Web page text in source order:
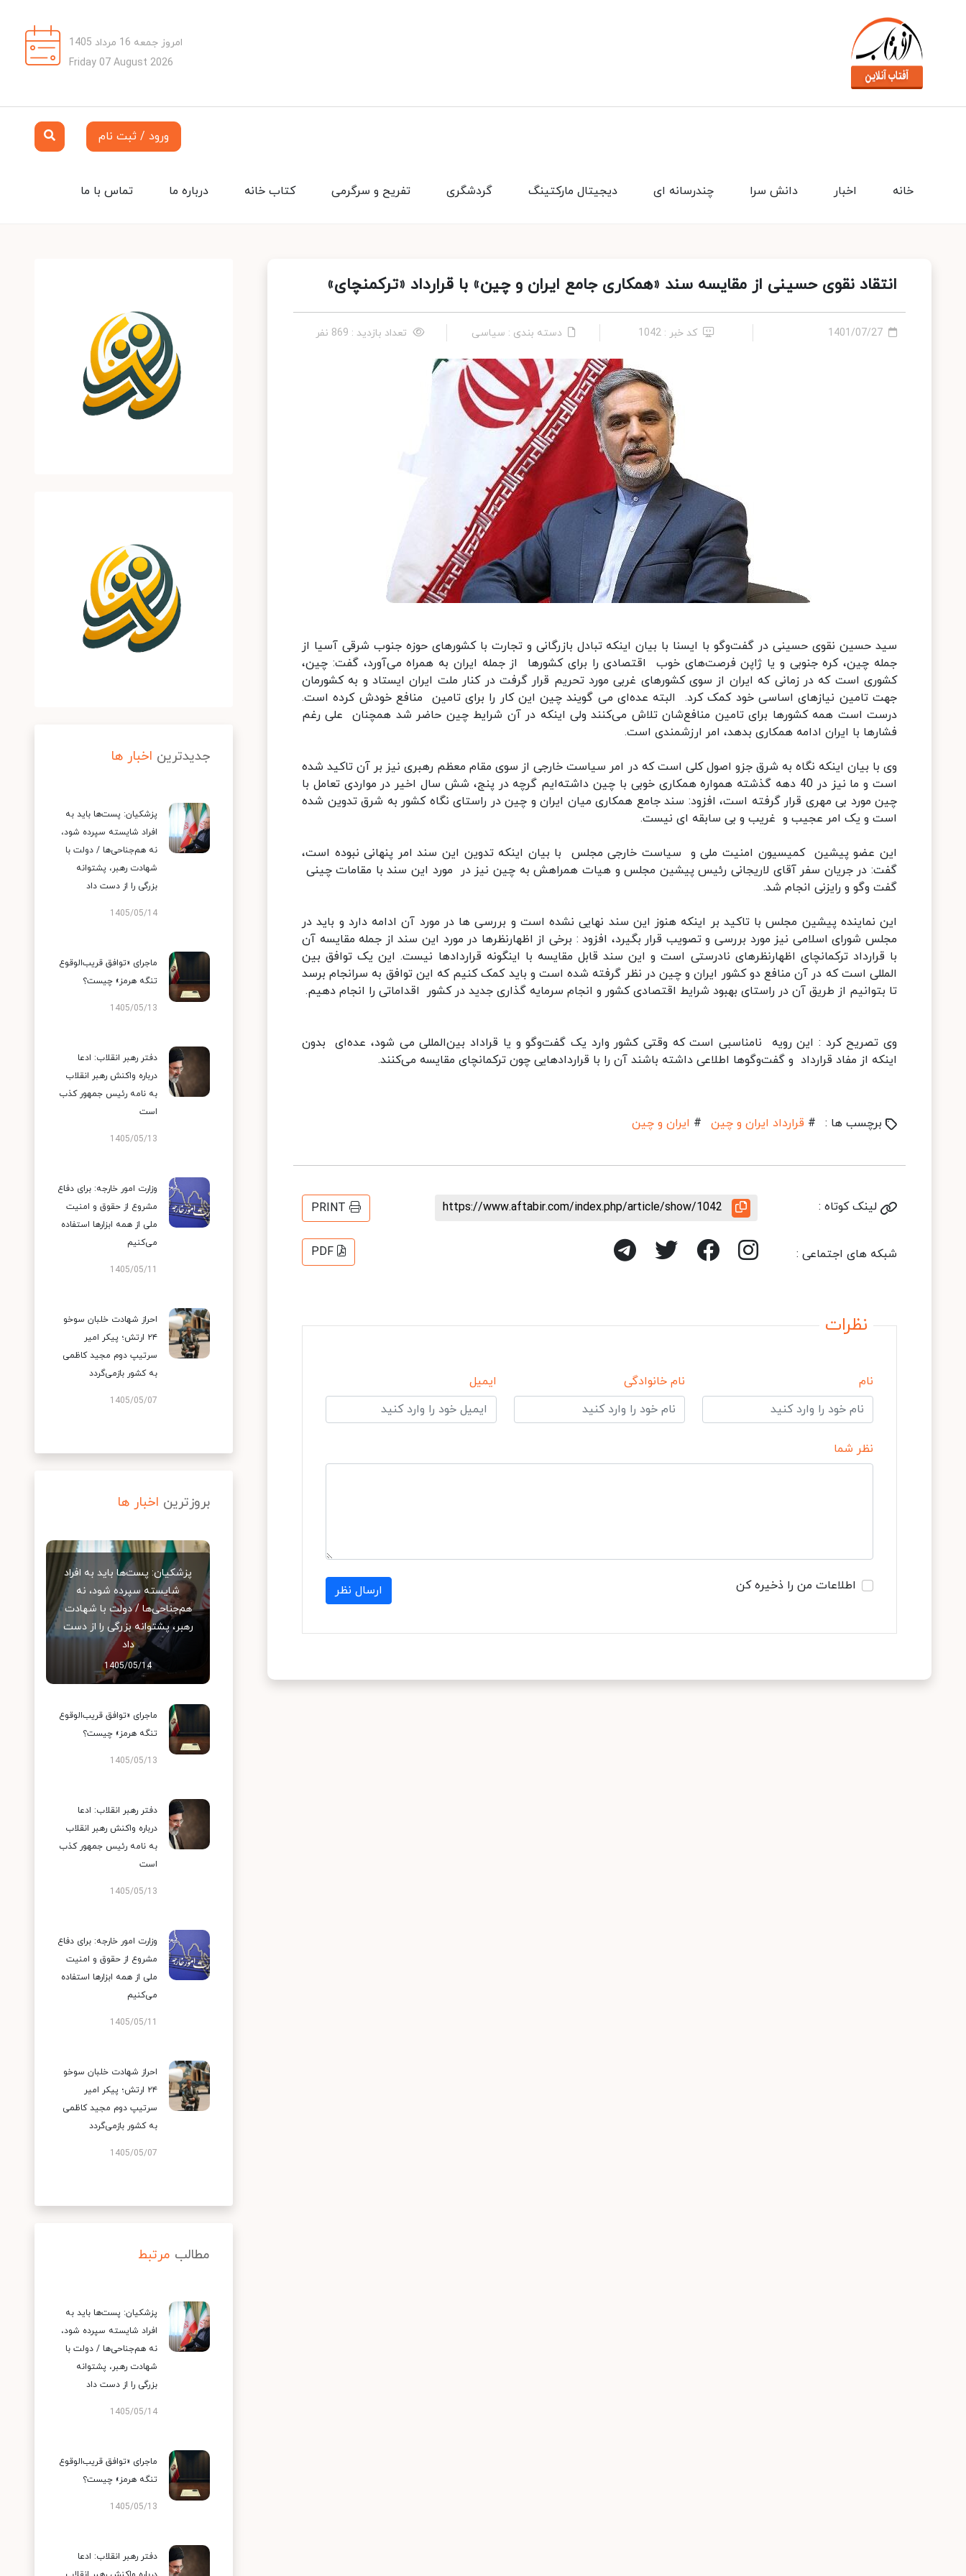
امروز جمعه 16 مرداد 1405
Friday 07 August 2026
ورود / ثبت نام
تماس با ما درباره ما کتاب خانه تفریح و سرگرمی گردشگری دیجیتال مارکتینگ چندرسانه ای دانش سرا اخبار خانه
انتقاد نقوی حسینی از مقایسه سند «همکاری جامع ایران و چین» با قرارداد «ترکمنچای»
1401/07/27 کد خبر : 1042 دسته بندی : سیاسی تعداد بازدید : 869 نفر
سید حسین نقوی حسینی در گفت‌وگو با ایسنا با بیان اینکه تبادل بازرگانی و تجارت با کشورهای حوزه جنوب شرقی آسیا از
جمله چین، کره جنوبی و یا ژاپن فرصت‌های خوب اقتصادی را برای کشورها از جمله ایران به همراه می‌آورد، گفت: چین،
کشوری است که در زمانی که ایران از سوی کشورهای غربی مورد تحریم قرار گرفت در کنار ملت ایران ایستاد و به کشورمان
جهت تامین نیازهای اساسی خود کمک کرد. البته عده‌ای می گویند چین این کار را برای تامین منافع خودش کرده است.
درست است همه کشورها برای تامین منافع‌شان تلاش می‌کنند ولی اینکه در آن شرایط چین حاضر شد همچنان علی رغم
فشارها با ایران ادامه همکاری بدهد، امر ارزشمندی است.
وی با بیان اینکه نگاه به شرق جزو اصول کلی است که در امر سیاست خارجی از سوی مقام معظم رهبری نیز بر آن تاکید شده
است و ما نیز در 40 دهه گذشته همواره همکاری خوبی با چین داشته‌ایم گرچه در پنج، شش سال اخیر در مواردی تعامل با
چین مورد بی مهری قرار گرفته است، افزود: سند جامع همکاری میان ایران و چین در راستای نگاه کشور به شرق تدوین شده
است و یک امر عجیب و غریب و بی سابقه ای نیست.
این عضو پیشین کمیسیون امنیت ملی و سیاست خارجی مجلس با بیان اینکه تدوین این سند امر پنهانی نبوده است،
گفت: در جریان سفر آقای لاریجانی رئیس پیشین مجلس و هیات همراهش به چین نیز در مورد این سند با مقامات چینی
گفت وگو و رایزنی انجام شد.
این نماینده پیشین مجلس با تاکید بر اینکه هنوز این سند نهایی نشده است و بررسی ها در مورد آن ادامه دارد و باید در
مجلس شورای اسلامی نیز مورد بررسی و تصویب قرار بگیرد، افزود : برخی از اظهارنظرها در مورد این سند از جمله مقایسه آن
با قرارداد ترکمانچای اظهارنظرهای نادرستی است و این سند قابل مقایسه با اینگونه قراردادها نیست. این یک توافق بین
المللی است که در آن منافع دو کشور ایران و چین در نظر گرفته شده است و باید کمک کنیم که این توافق به سرانجام برسد
تا بتوانیم از طریق آن در راستای بهبود شرایط اقتصادی کشور و انجام سرمایه گذاری جدید در کشور اقداماتی را انجام دهیم.
وی تصریح کرد : این رویه نامناسبی است که وقتی کشور وارد یک گفت‌وگو و یا قراداد بین‌المللی می شود، عده‌ای بدون
اینکه از مفاد قرارداد و گفت‌وگوها اطلاعی داشته باشند آن را با قراردادهایی چون ترکمانچای مقایسه می‌کنند.
برچسب ها : # قرارداد ایران و چین # ایران و چین
لینک کوتاه : https://www.aftabir.com/index.php/article/show/1042
PRINT
شبکه های اجتماعی : PDF
نظرات
نام نام خانوادگی ایمیل
نظر شما
اطلاعات من را ذخیره کن ارسال نظر
جدیدترین اخبار ها
پزشکیان: پست‌ها باید به
افراد شایسته سپرده شود،
نه هم‌جناحی‌ها / دولت با
شهادت رهبر، پشتوانه
بزرگی را از دست داد
1405/05/14
ماجرای «توافق قریب‌الوقوع
تنگه هرمز» چیست؟
1405/05/13
دفتر رهبر انقلاب: ادعا
درباره واکنش رهبر انقلاب
به نامه رئیس جمهور کذب
است
1405/05/13
وزارت امور خارجه: برای دفاع
مشروع از حقوق و امنیت
ملی از همه ابزارها استفاده
می‌کنیم
1405/05/11
احراز شهادت خلبان سوخو
۲۴ ارتش؛ پیکر امیر
سرتیپ دوم مجید کاظمی
به کشور بازمی‌گردد
1405/05/07
بروزترین اخبار ها
پزشکیان: پست‌ها باید به افراد
شایسته سپرده شود، نه
هم‌جناحی‌ها / دولت با شهادت
رهبر، پشتوانه بزرگی را از دست
داد
1405/05/14
ماجرای «توافق قریب‌الوقوع
تنگه هرمز» چیست؟
1405/05/13
دفتر رهبر انقلاب: ادعا
درباره واکنش رهبر انقلاب
به نامه رئیس جمهور کذب
است
1405/05/13
وزارت امور خارجه: برای دفاع
مشروع از حقوق و امنیت
ملی از همه ابزارها استفاده
می‌کنیم
1405/05/11
احراز شهادت خلبان سوخو
۲۴ ارتش؛ پیکر امیر
سرتیپ دوم مجید کاظمی
به کشور بازمی‌گردد
1405/05/07
مطالب مرتبط
پزشکیان: پست‌ها باید به
افراد شایسته سپرده شود،
نه هم‌جناحی‌ها / دولت با
شهادت رهبر، پشتوانه
بزرگی را از دست داد
1405/05/14
ماجرای «توافق قریب‌الوقوع
تنگه هرمز» چیست؟
1405/05/13
دفتر رهبر انقلاب: ادعا